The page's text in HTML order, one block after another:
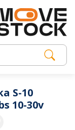
S-10
10-30v